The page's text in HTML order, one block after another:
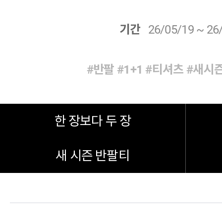
기간 26/05/19 ~
#반팔 #1+1 #티셔츠 #새시
한 장보다 두 장
새 시즌 반팔티